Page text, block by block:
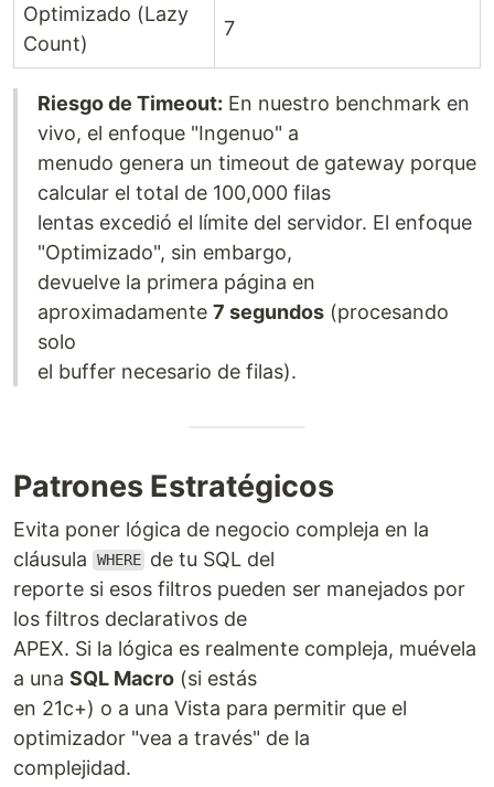
Optimizado (Lazy
Count)
7
Riesgo de Timeout: En nuestro benchmark en
vivo, el enfoque "Ingenuo" a
menudo genera un timeout de gateway porque
calcular el total de 100,000 filas
lentas excedió el límite del servidor. El enfoque
"Optimizado", sin embargo,
devuelve la primera página en
aproximadamente 7 segundos (procesando
solo
el buffer necesario de filas).
Patrones Estratégicos
Evita poner lógica de negocio compleja en la
cláusula
WHERE de tu SQL del
reporte si esos filtros pueden ser manejados por
los filtros declarativos de
APEX. Si la lógica es realmente compleja, muévela
a una SQL Macro (si estás
en 21c+) o a una Vista para permitir que el
optimizador "vea a través" de la
complejidad.